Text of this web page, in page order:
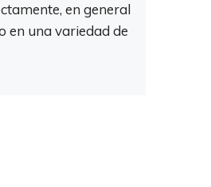
en general
en una variedad de